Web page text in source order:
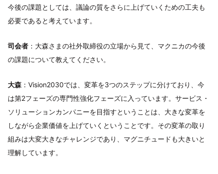
今後の課題としては、議論の質をさらに上げていくための工夫も
必要であると考えています。
司会者 ：大森さまの社外取締役の立場から見て、マクニカの今後
の課題について教えてください。
大森 ：Vision2030では、変革を3つのステップに分けており、今
は第2フェーズの専門性強化フェーズに入っています。サービス・
ソリューションカンパニーを目指すということは、大きな変革を
しながら企業価値を上げていくということです。その変革の取り
組みは大変大きなチャレンジであり、マグニチュードも大きいと
理解しています。